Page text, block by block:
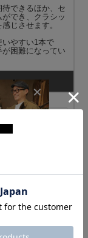
できるほか、セ
でき、クラシッ
じさせます。
いやすい1本で
困難になってい
40cm 24cm
差による若干
ださい。